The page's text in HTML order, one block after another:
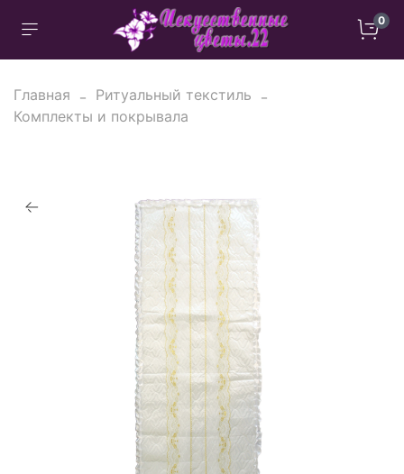
0
Главная
Ритуальный текстиль
Комплекты и покрывала